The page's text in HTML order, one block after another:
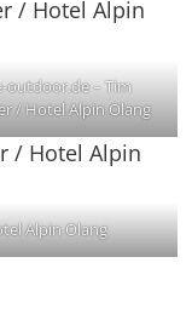
outdoor.de – Tim
/ Hotel Alpin Olang
Alpin Olang